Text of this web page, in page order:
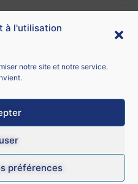
à l'utilisation
notre site et notre service.
préférences
Orléans-Tours
Sand
légales